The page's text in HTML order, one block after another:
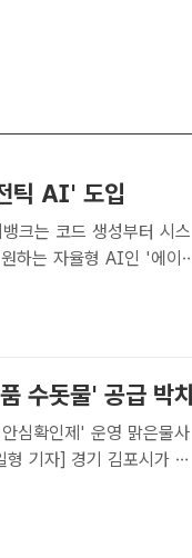
틱 AI' 도입
하는 자율형 AI인 '에이
ㅣ이선영 기자] 케이뱅
수돗물' 공급 박
제' 운영 맑은물사
형 기자] 경기 김포시가 여
들이 안심하고 마실 수 있